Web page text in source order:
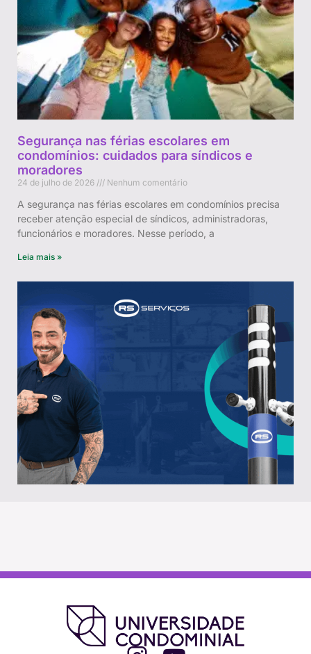
Segurança nas férias escolares em
condomínios: cuidados para síndicos e
moradores
24 de julho de 2026 Nenhum comentário
A segurança nas férias escolares em condomínios precisa
receber atenção especial de síndicos, administradoras,
funcionários e moradores. Nesse período, a
Leia mais »